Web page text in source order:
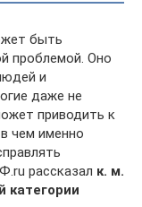
быть
проблемой. Оно
и
даже не
приводить к
чем именно
рассказал к. м.
категории